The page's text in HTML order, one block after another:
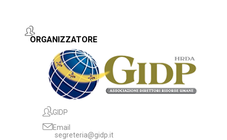
ORGANIZZATORE
GIDP
Email
segreteria@gidp.it